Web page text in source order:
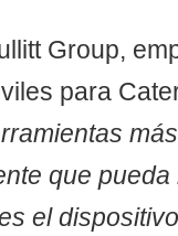
Group,
para
que
el